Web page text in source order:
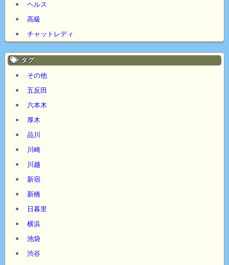
ヘルス
高級
チャットレディ
タグ
その他
五反田
六本木
厚木
品川
川崎
川越
新宿
新橋
日暮里
横浜
池袋
渋谷